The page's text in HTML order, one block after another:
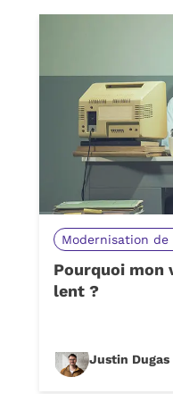
Modernisation de
Pourquoi
lent ?
Justin Dugas